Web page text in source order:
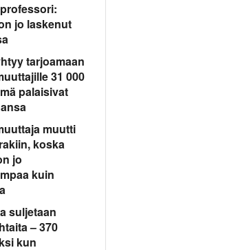
jo laskenut
tarjoamaan
31 000
palaisivat
muutti
koska
jo
kuin
suljetaan
– 370
kun